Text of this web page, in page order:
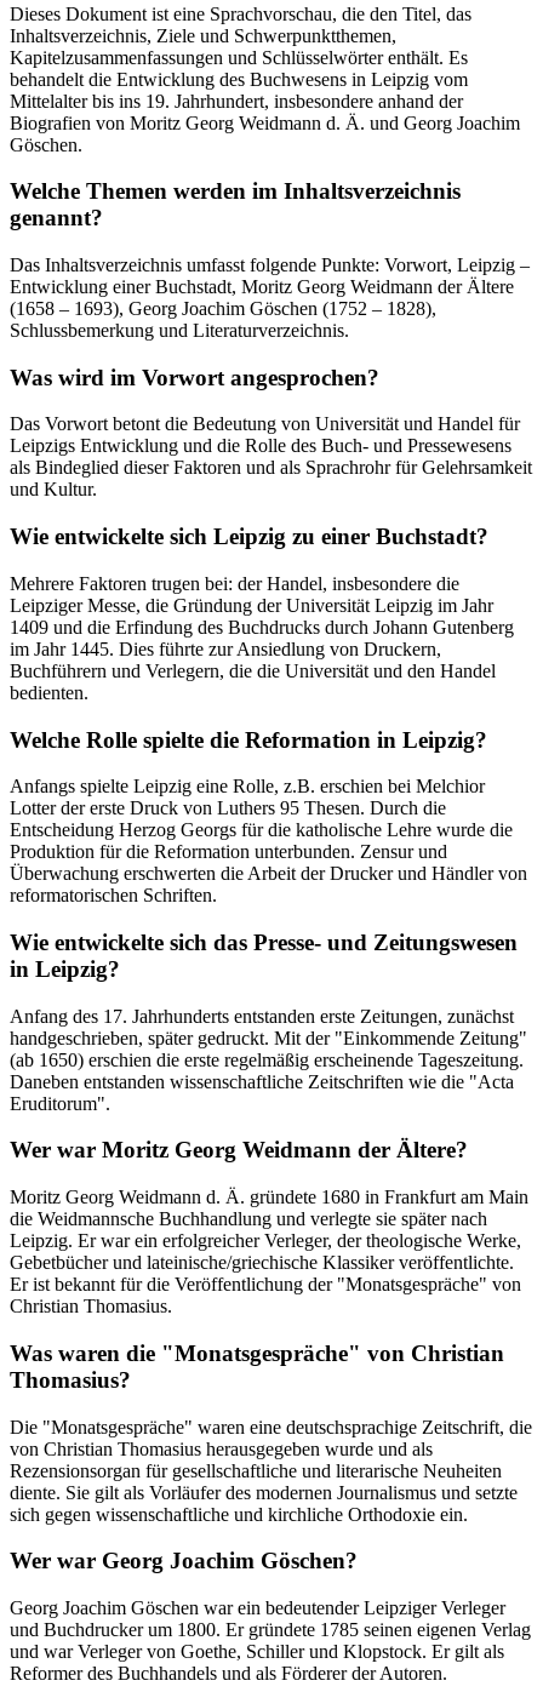
Dieses Dokument ist eine Sprachvorschau, die den Titel, das
Inhaltsverzeichnis, Ziele und Schwerpunktthemen,
Kapitelzusammenfassungen und Schlüsselwörter enthält. Es
behandelt die Entwicklung des Buchwesens in Leipzig vom
Mittelalter bis ins 19. Jahrhundert, insbesondere anhand der
Biografien von Moritz Georg Weidmann d. Ä. und Georg Joachim
Göschen.
Welche Themen werden im Inhaltsverzeichnis
genannt?
Das Inhaltsverzeichnis umfasst folgende Punkte: Vorwort, Leipzig –
Entwicklung einer Buchstadt, Moritz Georg Weidmann der Ältere
(1658 – 1693), Georg Joachim Göschen (1752 – 1828),
Schlussbemerkung und Literaturverzeichnis.
Was wird im Vorwort angesprochen?
Das Vorwort betont die Bedeutung von Universität und Handel für
Leipzigs Entwicklung und die Rolle des Buch- und Pressewesens
als Bindeglied dieser Faktoren und als Sprachrohr für Gelehrsamkeit
und Kultur.
Wie entwickelte sich Leipzig zu einer Buchstadt?
Mehrere Faktoren trugen bei: der Handel, insbesondere die
Leipziger Messe, die Gründung der Universität Leipzig im Jahr
1409 und die Erfindung des Buchdrucks durch Johann Gutenberg
im Jahr 1445. Dies führte zur Ansiedlung von Druckern,
Buchführern und Verlegern, die die Universität und den Handel
bedienten.
Welche Rolle spielte die Reformation in Leipzig?
Anfangs spielte Leipzig eine Rolle, z.B. erschien bei Melchior
Lotter der erste Druck von Luthers 95 Thesen. Durch die
Entscheidung Herzog Georgs für die katholische Lehre wurde die
Produktion für die Reformation unterbunden. Zensur und
Überwachung erschwerten die Arbeit der Drucker und Händler von
reformatorischen Schriften.
Wie entwickelte sich das Presse- und Zeitungswesen
in Leipzig?
Anfang des 17. Jahrhunderts entstanden erste Zeitungen, zunächst
handgeschrieben, später gedruckt. Mit der "Einkommende Zeitung"
(ab 1650) erschien die erste regelmäßig erscheinende Tageszeitung.
Daneben entstanden wissenschaftliche Zeitschriften wie die "Acta
Eruditorum".
Wer war Moritz Georg Weidmann der Ältere?
Moritz Georg Weidmann d. Ä. gründete 1680 in Frankfurt am Main
die Weidmannsche Buchhandlung und verlegte sie später nach
Leipzig. Er war ein erfolgreicher Verleger, der theologische Werke,
Gebetbücher und lateinische/griechische Klassiker veröffentlichte.
Er ist bekannt für die Veröffentlichung der "Monatsgespräche" von
Christian Thomasius.
Was waren die "Monatsgespräche" von Christian
Thomasius?
Die "Monatsgespräche" waren eine deutschsprachige Zeitschrift, die
von Christian Thomasius herausgegeben wurde und als
Rezensionsorgan für gesellschaftliche und literarische Neuheiten
diente. Sie gilt als Vorläufer des modernen Journalismus und setzte
sich gegen wissenschaftliche und kirchliche Orthodoxie ein.
Wer war Georg Joachim Göschen?
Georg Joachim Göschen war ein bedeutender Leipziger Verleger
und Buchdrucker um 1800. Er gründete 1785 seinen eigenen Verlag
und war Verleger von Goethe, Schiller und Klopstock. Er gilt als
Reformer des Buchhandels und als Förderer der Autoren.